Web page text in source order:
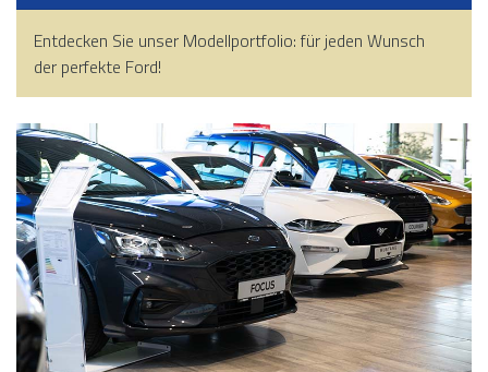
Entdecken Sie unser Modellportfolio: für jeden Wunsch
der perfekte Ford!